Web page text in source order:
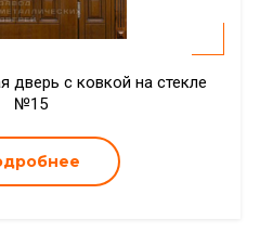
дверь с ковкой на стекле
№15